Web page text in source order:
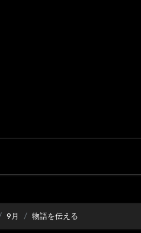
9月 物語を伝える